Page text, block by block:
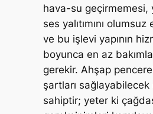
hava-su geçirmemesi,
ses yalıtımını
ve bu işlevi yapının
boyunca en az
gerekir. Ahşap
şartları sağlayabilecek
sahiptir; yeter ki